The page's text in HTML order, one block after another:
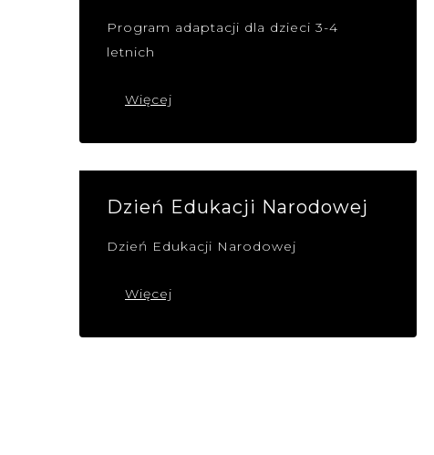
Program adaptacji dla dzieci 3-4
letnich
Więcej
Dzień Edukacji Narodowej
Dzień Edukacji Narodowej
Więcej